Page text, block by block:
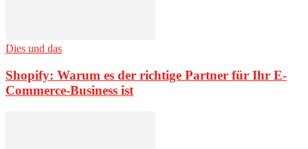
Dies und das
Shopify: Warum es der richtige Partner für Ihr E-
Commerce-Business ist